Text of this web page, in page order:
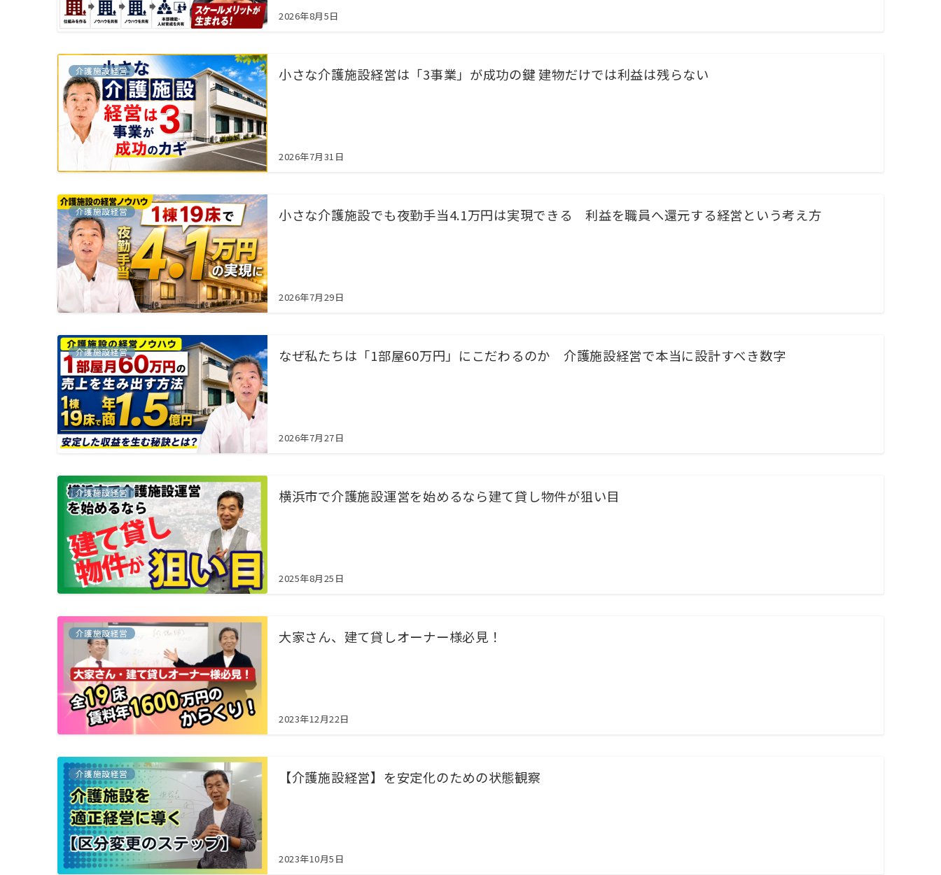
2026年8月5日
介護施設経営 小さな介護施設経営は「3事業」が成功の鍵 建物だけでは利益は残らない
2026年7月31日
介護施設経営 小さな介護施設でも夜勤手当4.1万円は実現できる 利益を職員へ還元する経営という考え方
2026年7月29日
介護施設経営 なぜ私たちは「1部屋60万円」にこだわるのか 介護施設経営で本当に設計すべき数字
2026年7月27日
介護施設経営 横浜市で介護施設運営を始めるなら建て貸し物件が狙い目
2025年8月25日
介護施設経営 大家さん、建て貸しオーナー様必見！
2023年12月22日
介護施設経営 【介護施設経営】を安定化のための状態観察
2023年10月5日